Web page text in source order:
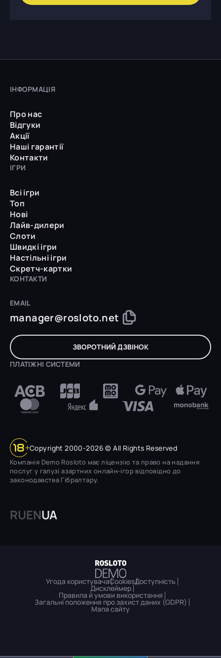
ІНФОРМАЦІЯ
Про нас
Відгуки
Акції
Наші гарантії
Контакти
ІГРИ
Всі ігри
Топ
Нові
Лайв-дилери
Слоти
Швидкі ігри
Настільні ігри
Скретч-картки
КОНТАКТИ
EMAIL
manager@rosloto.net
ЗВОРОТНИЙ ДЗВІНОК
ПЛАТІЖНІ СИСТЕМИ
Copyright 2000-2026 © All Rights Reserved
Компанія Demo Rosloto має ліцензію та право на надання
послуг у галузі азартних онлайн-ігор відповідно до
законодавства Гібралтару.
RUENUA
Угода користувачаCookiesДоступність
Дисклеймер
Правила й умови використання
Загальні положення про захист даних (GDPR)
Мапа сайту